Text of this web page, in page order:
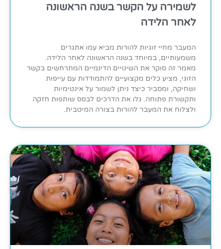
לשמירה על הקשר בשנה הראשונה
לאחר הלידה
המעבר מחיי זוגיות להורות מביא עמו אתגרים
משמעותיים, במיוחד בשנה הראשונה לאחר הלידה.
מאמר זה סוקר את השינויים הדינמיים המתרחשים בקשר
הזוגי, מציע כלים מקצועיים להתמודדות עם עייפות
ושחיקה, ומסביר כיצד ניתן לשמור על אינטימיות
ותקשורת פתוחה. גלו את הדרכים לבסס שותפות חזקה
ולצלוח את המעבר להורות בצורה המיטבית.